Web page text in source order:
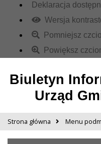
Deklaracja
Wersja
Pomniejsz
Powiększ
Biuletyn
Urząd
Strona główna Menu